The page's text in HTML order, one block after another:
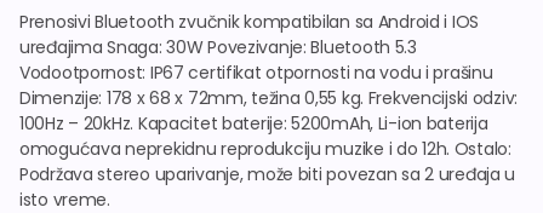
Prenosivi Bluetooth zvučnik kompatibilan sa Android i IOS
uređajima Snaga: 30W Povezivanje: Bluetooth 5.3
Vodootpornost: IP67 certifikat otpornosti na vodu i prašinu
Dimenzije: 178 x 68 x 72mm, težina 0,55 kg. Frekvencijski odziv:
100Hz – 20kHz. Kapacitet baterije: 5200mAh, Li-ion baterija
omogućava neprekidnu reprodukciju muzike i do 12h. Ostalo:
Podržava stereo uparivanje, može biti povezan sa 2 uređaja u
isto vreme.